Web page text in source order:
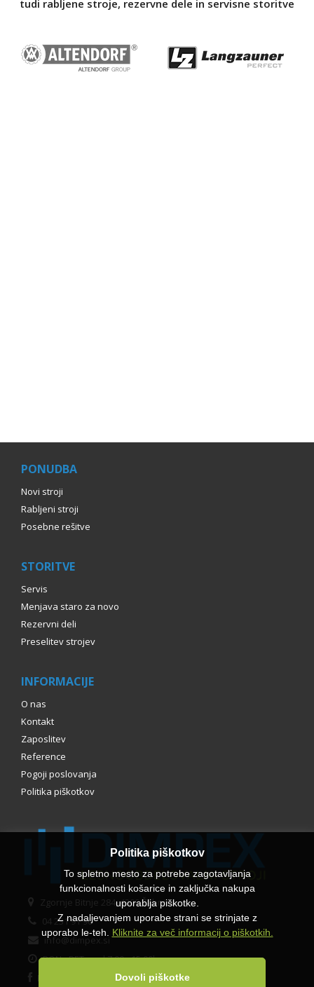
Politika piškotkov
To spletno mesto za potrebe zagotavljanja
funkcionalnosti košarice in zaključka nakupa
uporablja piškotke.
Z nadaljevanjem uporabe strani se strinjate z
uporabo le-teh. Kliknite za več informacij o piškotkih.
Dovoli piškotke
tudi rabljene stroje, rezervne dele in servisne storitve
PONUDBA
Novi stroji
Rabljeni stroji
Posebne rešitve
STORITVE
Servis
Menjava staro za novo
Rezervni deli
Preselitev strojev
INFORMACIJE
O nas
Kontakt
Zaposlitev
Reference
Pogoji poslovanja
Politika piškotkov
Zgornje Bitnje 284, 4209 Žabnica
04 231 91 90
info@dimpex.si
PON - PET med 7.00 - 15.00h
Facebook